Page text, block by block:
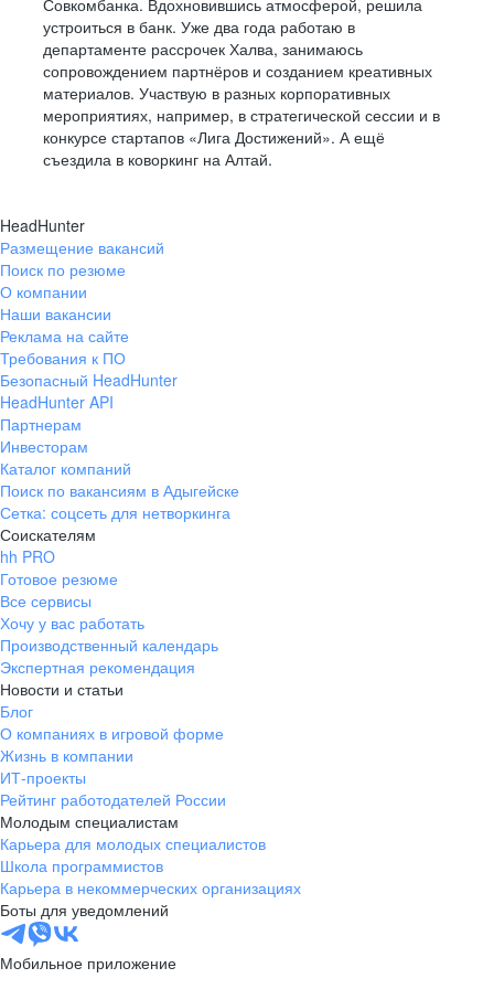
Совкомбанка. Вдохновившись атмосферой, решила
устроиться в банк. Уже два года работаю в
департаменте рассрочек Халва, занимаюсь
сопровождением партнёров и созданием креативных
материалов. Участвую в разных корпоративных
мероприятиях, например, в стратегической сессии и в
конкурсе стартапов «Лига Достижений». А ещё
съездила в коворкинг на Алтай.
HeadHunter
Размещение вакансий
Поиск по резюме
О компании
Наши вакансии
Реклама на сайте
Требования к ПО
Безопасный HeadHunter
HeadHunter API
Партнерам
Инвесторам
Каталог компаний
Поиск по вакансиям в Адыгейске
Сетка: соцсеть для нетворкинга
Соискателям
hh PRO
Готовое резюме
Все сервисы
Хочу у вас работать
Производственный календарь
Экспертная рекомендация
Новости и статьи
Блог
О компаниях в игровой форме
Жизнь в компании
ИТ-проекты
Рейтинг работодателей России
Молодым специалистам
Карьера для молодых специалистов
Школа программистов
Карьера в некоммерческих организациях
Боты для уведомлений
Мобильное приложение